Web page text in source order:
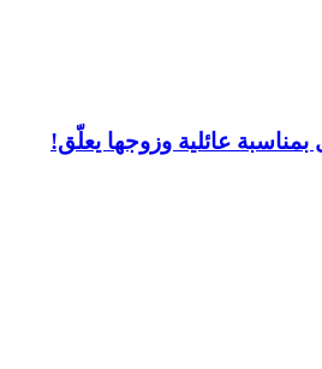
بمناسبة عائلية وزوجها يعلّق!